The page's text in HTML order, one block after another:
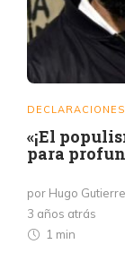
DECLARACIONES
«¡El
para
por Hugo
3 años atrás
1 min